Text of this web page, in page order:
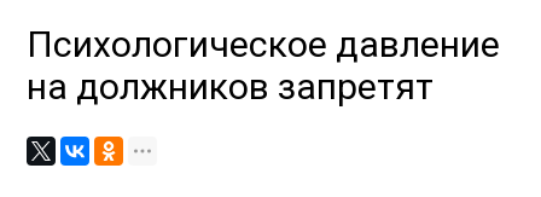
Психологическое давление
на должников запретят